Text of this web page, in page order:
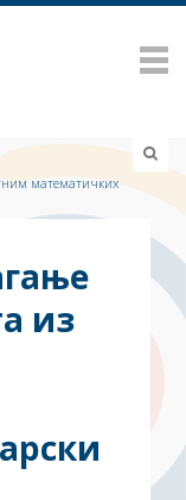
математичких
из